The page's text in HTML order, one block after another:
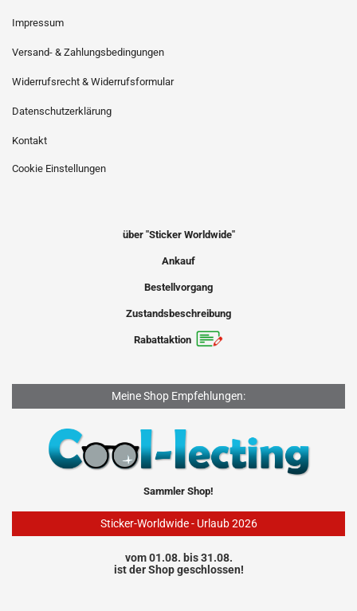
Impressum
Versand- & Zahlungsbedingungen
Widerrufsrecht & Widerrufsformular
Datenschutzerklärung
Kontakt
Cookie Einstellungen
über "Sticker Worldwide"
Ankauf
Bestellvorgang
Zustandsbeschreibung
Rabattaktion
Meine Shop Empfehlungen:
Sammler Shop!
Sticker-Worldwide - Urlaub 2026
vom 01.08. bis 31.08.
ist der Shop geschlossen!